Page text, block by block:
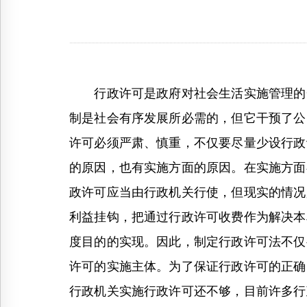
行政许可是政府对社会生活实施管理的
制是社会有序发展所必需的，但它干预了
许可必须严肃、慎重，不仅要尽量少设行
的原因，也有实施方面的原因。在实施方
政许可应当由行政机关行使，但现实的情
利益挂钩，把通过行政许可收费作为解决
度目的的实现。因此，制定行政许可法不
许可的实施主体。为了保证行政许可的正
行政机关实施行政许可还不够，目前许多